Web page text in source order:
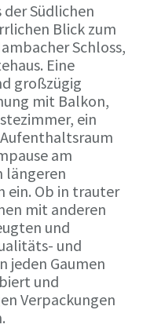
Südlichen
Blick zum
Schloss,
Eine
großzügig
mit Balkon,
ein
am
längeren
ein. Ob in trauter
mit anderen
und
und
jeden Gaumen
und
Verpackungen